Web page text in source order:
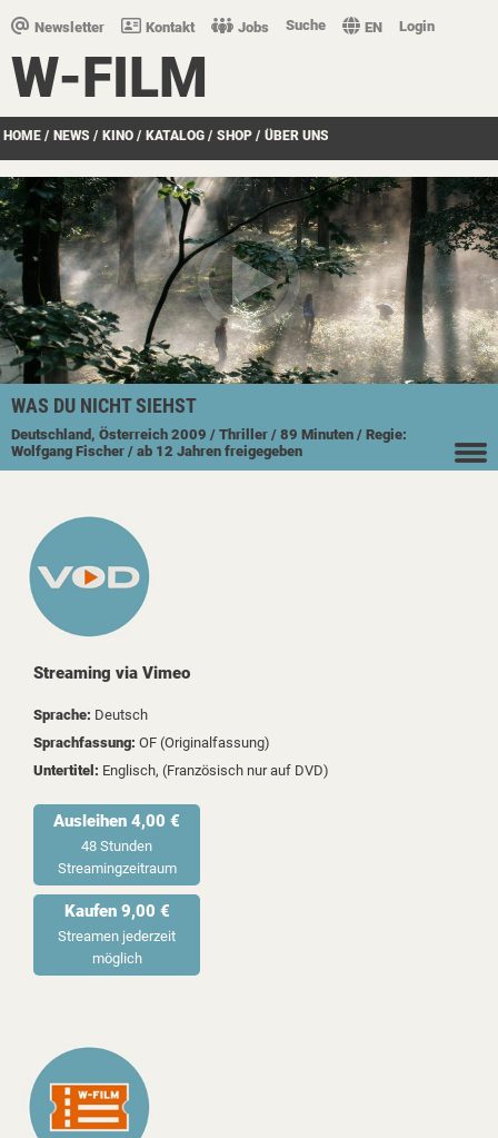
Newsletter Kontakt Jobs Suche EN Login
W-FILM
HOME / NEWS / KINO / KATALOG / SHOP / ÜBER UNS
WAS DU NICHT SIEHST
Deutschland, Österreich 2009 / Thriller / 89 Minuten / Regie:
Wolfgang Fischer / ab 12 Jahren freigegeben
Streaming via Vimeo
Sprache: Deutsch
Sprachfassung: OF (Originalfassung)
Untertitel: Englisch, (Französisch nur auf DVD)
Ausleihen 4,00 €
48 Stunden
Streamingzeitraum
Kaufen 9,00 €
Streamen jederzeit
möglich